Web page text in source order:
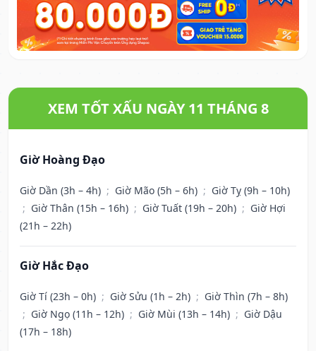
XEM TỐT XẤU NGÀY 11 THÁNG 8
Giờ Hoàng Đạo
Giờ Dần (3h – 4h) ; Giờ Mão (5h – 6h) ; Giờ Tỵ (9h – 10h)
; Giờ Thân (15h – 16h) ; Giờ Tuất (19h – 20h) ; Giờ Hợi
(21h – 22h)
Giờ Hắc Đạo
Giờ Tí (23h – 0h) ; Giờ Sửu (1h – 2h) ; Giờ Thìn (7h – 8h)
; Giờ Ngọ (11h – 12h) ; Giờ Mùi (13h – 14h) ; Giờ Dậu
(17h – 18h)